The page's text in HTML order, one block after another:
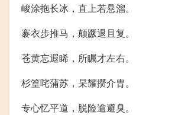
峻涂拖长冰，直上若悬溜。
褰衣步推马，颠蹶退且复。
苍黄忘遐睎，所瞩才左右。
杉篁咤蒲苏，杲耀攒介胄。
专心忆平道，脱险逾避臭。